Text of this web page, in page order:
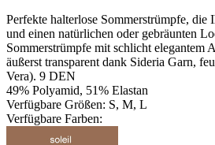
Perfekte halterlose Sommerstrümpfe, die
und einen natürlichen oder gebräunten
Sommerstrümpfe mit schlicht elegantem
äußerst transparent dank Sideria Garn,
Vera). 9 DEN
49% Polyamid, 51% Elastan
Verfügbare Größen: S, M, L
Verfügbare Farben: